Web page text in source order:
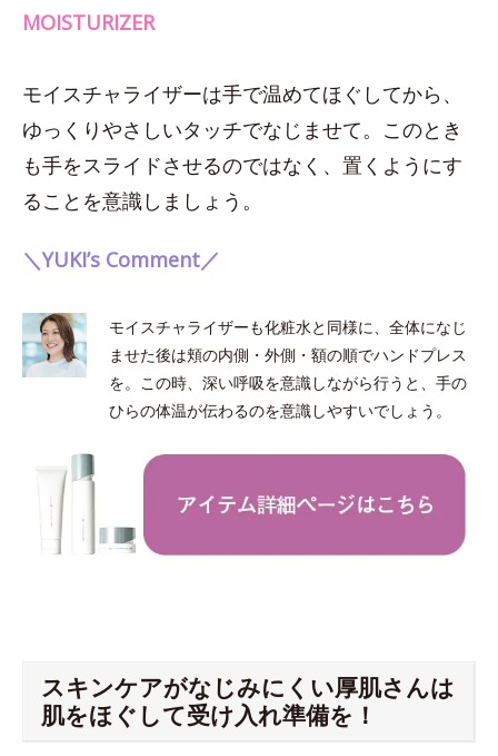
MOISTURIZER
モイスチャライザーは手で温めてほぐしてから、
ゆっくりやさしいタッチでなじませて。このとき
も手をスライドさせるのではなく、置くようにす
ることを意識しましょう。
＼YUKI’s Comment／
モイスチャライザーも化粧水と同様に、全体になじ
ませた後は頬の内側・外側・額の順でハンドプレス
を。この時、深い呼吸を意識しながら行うと、手の
ひらの体温が伝わるのを意識しやすいでしょう。
スキンケアがなじみにくい厚肌さんは
肌をほぐして受け入れ準備を！